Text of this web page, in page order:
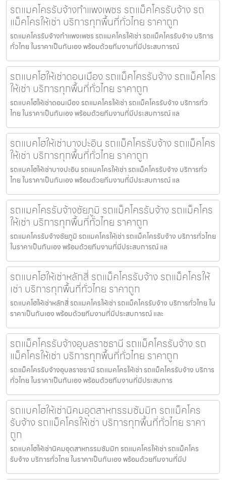
รถแมคโครรับจ้างกำแพงเพชร รถแม็คโครรับจ้าง รถ
แม็คโครให้เช่า บริการทุกพื้นที่ทั่วไทย ราคาถูก
รถแมคโครรับจ้างกำแพงเพชร รถแมคโครให้เช่า รถแม็คโครรับจ้าง บริการ
ทั่วไทย ในราคาเป็นกันเอง พร้อมด้วยทีมงานที่มีประสบการณ์
รถแบคโฮให้เช่าดอนเมือง รถแม็คโครรับจ้าง รถแม็คโคร
ให้เช่า บริการทุกพื้นที่ทั่วไทย ราคาถูก
รถแบคโฮให้เช่าดอนเมือง รถแมคโครให้เช่า รถแม็คโครรับจ้าง บริการทั่ว
ไทย ในราคาเป็นกันเอง พร้อมด้วยทีมงานที่มีประสบการณ์ แล
รถแบคโฮให้เช่าบางปะอิน รถแม็คโครรับจ้าง รถแม็คโคร
ให้เช่า บริการทุกพื้นที่ทั่วไทย ราคาถูก
รถแบคโฮให้เช่าบางปะอิน รถแมคโครให้เช่า รถแม็คโครรับจ้าง บริการทั่ว
ไทย ในราคาเป็นกันเอง พร้อมด้วยทีมงานที่มีประสบการณ์ แล
รถแมคโครรับจ้างชัยภูมิ รถแม็คโครรับจ้าง รถแม็คโคร
ให้เช่า บริการทุกพื้นที่ทั่วไทย ราคาถูก
รถแมคโครรับจ้างชัยภูมิ รถแมคโครให้เช่า รถแม็คโครรับจ้าง บริการทั่วไทย
ในราคาเป็นกันเอง พร้อมด้วยทีมงานที่มีประสบการณ์ แล
รถแบคโฮให้เช่าหลักสี่ รถแม็คโครรับจ้าง รถแม็คโครให้
เช่า บริการทุกพื้นที่ทั่วไทย ราคาถูก
รถแบคโฮให้เช่าหลักสี่ รถแมคโครให้เช่า รถแม็คโครรับจ้าง บริการทั่วไทย ใน
ราคาเป็นกันเอง พร้อมด้วยทีมงานที่มีประสบการณ์ และ
รถแม็คโครรับจ้างอุบลราชธานี รถแม็คโครรับจ้าง รถ
แม็คโครให้เช่า บริการทุกพื้นที่ทั่วไทย ราคาถูก
รถแม็คโครรับจ้างอุบลราชธานี รถแมคโครให้เช่า รถแม็คโครรับจ้าง บริการ
ทั่วไทย ในราคาเป็นกันเอง พร้อมด้วยทีมงานที่มีประสบการ
รถแบคโฮให้เช่านิคมอุตสาหกรรมซัมมิท รถแม็คโคร
รับจ้าง รถแม็คโครให้เช่า บริการทุกพื้นที่ทั่วไทย ราคา
ถูก
รถแบคโฮให้เช่านิคมอุตสาหกรรมซัมมิท รถแมคโครให้เช่า รถแม็คโคร
รับจ้าง บริการทั่วไทย ในราคาเป็นกันเอง พร้อมด้วยทีมงานที่มีป